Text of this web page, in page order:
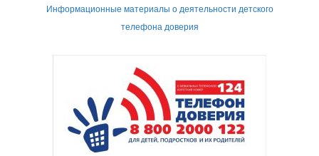
Информационные материалы о деятельности детского
телефона доверия